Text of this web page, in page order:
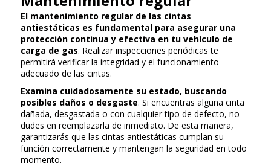
El mantenimiento regular de las cintas
antiestáticas es fundamental para asegurar una
protección continua y efectiva en tu vehículo de
carga de gas. Realizar inspecciones periódicas te
permitirá verificar la integridad y el funcionamiento
adecuado de las cintas.
Examina cuidadosamente su estado, buscando
posibles daños o desgaste. Si encuentras alguna cinta
dañada, desgastada o con cualquier tipo de defecto, no
dudes en reemplazarla de inmediato. De esta manera,
garantizarás que las cintas antiestáticas cumplan su
función correctamente y mantengan la seguridad en todo
momento.